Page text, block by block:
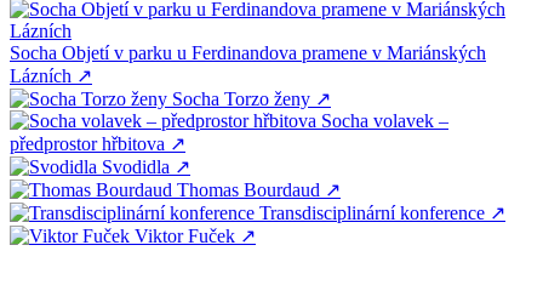
Socha Objetí v parku u Ferdinandova pramene v Mariánských
Lázních ↗
Socha Torzo ženy ↗
Socha volavek –
předprostor hřbitova ↗
Svodidla ↗
Thomas Bourdaud ↗
Transdisciplinární konference ↗
Viktor Fuček ↗